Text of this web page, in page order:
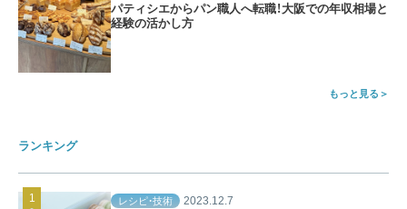
パティシエからパン職人へ転職！大阪での年収相場と
経験の活かし方
もっと見る
ランキング
レシピ・技術 2023.12.7